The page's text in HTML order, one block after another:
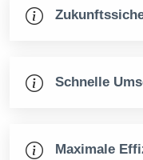
Schnelle
Maximale